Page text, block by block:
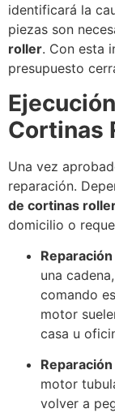
identificará la
piezas son
roller. Con esta
presupuesto
Cortinas
Una vez
reparación.
de cortinas
domicilio o
una
comando
motor
casa u
motor
volver a